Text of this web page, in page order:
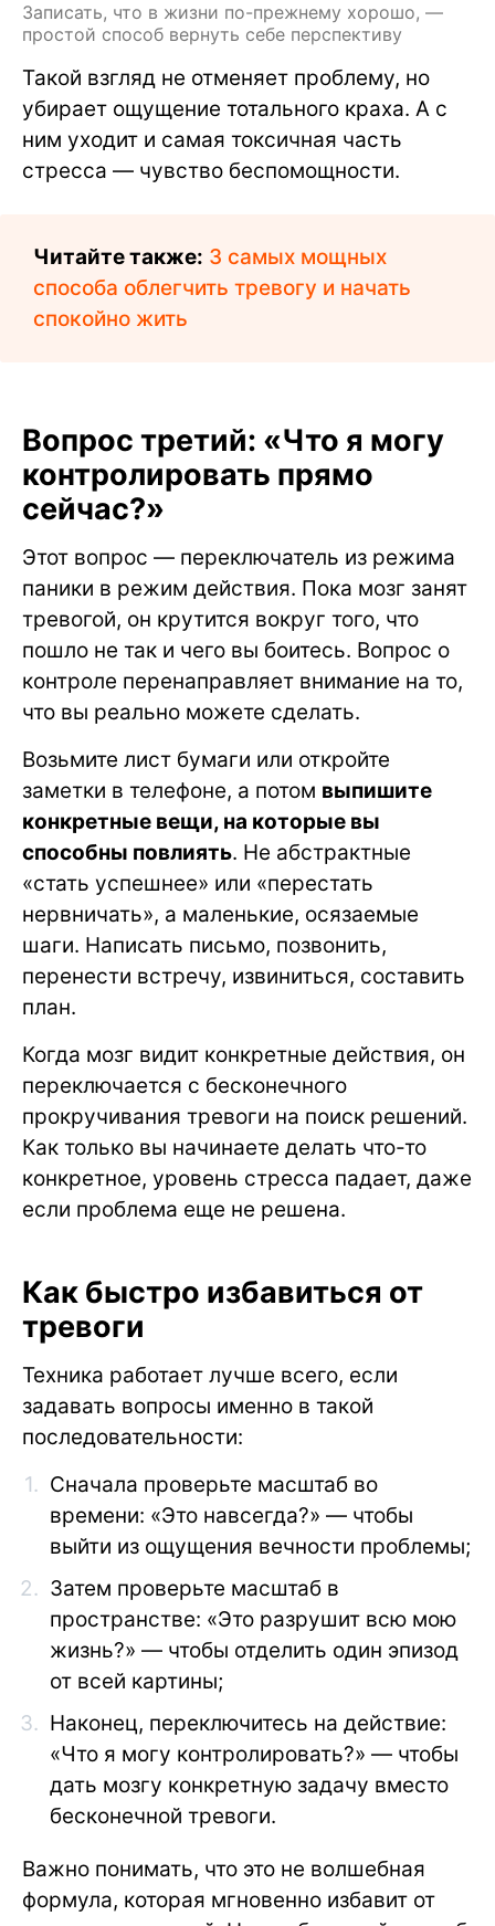
Записать, что в жизни по-прежнему хорошо, —
простой способ вернуть себе перспективу
Такой взгляд не отменяет проблему, но
убирает ощущение тотального краха. А с
ним уходит и самая токсичная часть
стресса — чувство беспомощности.
Читайте также: 3 самых мощных
способа облегчить тревогу и начать
спокойно жить
Вопрос третий: «Что я могу
контролировать прямо
сейчас?»
Этот вопрос — переключатель из режима
паники в режим действия. Пока мозг занят
тревогой, он крутится вокруг того, что
пошло не так и чего вы боитесь. Вопрос о
контроле перенаправляет внимание на то,
что вы реально можете сделать.
Возьмите лист бумаги или откройте
заметки в телефоне, а потом выпишите
конкретные вещи, на которые вы
способны повлиять. Не абстрактные
«стать успешнее» или «перестать
нервничать», а маленькие, осязаемые
шаги. Написать письмо, позвонить,
перенести встречу, извиниться, составить
план.
Когда мозг видит конкретные действия, он
переключается с бесконечного
прокручивания тревоги на поиск решений.
Как только вы начинаете делать что-то
конкретное, уровень стресса падает, даже
если проблема еще не решена.
Как быстро избавиться от
тревоги
Техника работает лучше всего, если
задавать вопросы именно в такой
последовательности:
Сначала проверьте масштаб во
времени: «Это навсегда?» — чтобы
выйти из ощущения вечности проблемы;
Затем проверьте масштаб в
пространстве: «Это разрушит всю мою
жизнь?» — чтобы отделить один эпизод
от всей картины;
Наконец, переключитесь на действие:
«Что я могу контролировать?» — чтобы
дать мозгу конкретную задачу вместо
бесконечной тревоги.
Важно понимать, что это не волшебная
формула, которая мгновенно избавит от